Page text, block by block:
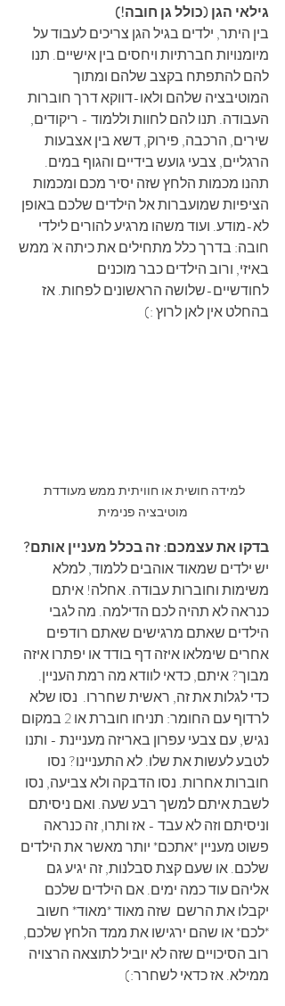
גילאי הגן (כולל גן חובה!)
בין היתר, ילדים בגיל הגן צריכים לעבוד על
מיומנויות חברתיות ויחסים בין אישיים. תנו
להם להתפתח בקצב שלהם ומתוך
המוטיבציה שלהם ולאו-דווקא דרך חוברות
העבודה. תנו להם לחוות וללמוד - ריקודים,
שירים, הרכבה, פירוק, דשא בין אצבעות
הרגליים, צבעי גועש בידיים והגוף במים.
תהנו מכמות הלחץ שזה יסיר מכם ומכמות
הציפיות שמועברות אל הילדים שלכם באופן
לא-מודע. ועוד משהו מרגיע להורים לילדי
חובה: בדרך כלל מתחילים את כיתה א' ממש
באיזי, ורוב הילדים כבר מוכנים
לחודשיים-שלושה הראשונים לפחות. אז
בהחלט אין לאן לרוץ :)
למידה חושית או חוויתית ממש מעודדת
מוטיבציה פנימית
בדקו את עצמכם: זה בכלל מעניין אותם?
יש ילדים שמאוד אוהבים ללמוד, למלא
משימות וחוברות עבודה. אחלה! איתם
כנראה לא תהיה לכם הדילמה. מה לגבי
הילדים שאתם מרגישים שאתם רודפים
אחרים שימלאו איזה דף בודד או יפתרו איזה
מבוך? איתם, כדאי לוודא מה רמת העניין.
כדי לגלות את זה, ראשית שחררו.  נסו שלא
לרדוף עם החומר: תניחו חוברת או 2 במקום
נגיש, עם צבעי עפרון באריזה מעניינת - ותנו
לטבע לעשות את שלו. לא התעניינו? נסו
חוברות אחרות. נסו הדבקה ולא צביעה, נסו
לשבת איתם למשך רבע שעה. ואם ניסיתם
וניסיתם וזה לא עבד - אז ותרו, זה כנראה
פשוט מעניין *אתכם* יותר מאשר את הילדים
שלכם. או שעם קצת סבלנות, זה יגיע גם
אליהם עוד כמה ימים. אם הילדים שלכם
יקבלו את הרשם  שזה מאוד *מאוד* חשוב
*לכם* או שהם ירגישו את ממד הלחץ שלכם,
רוב הסיכויים שזה לא יוביל לתוצאה הרצויה
ממילא. אז כדאי לשחרר:)